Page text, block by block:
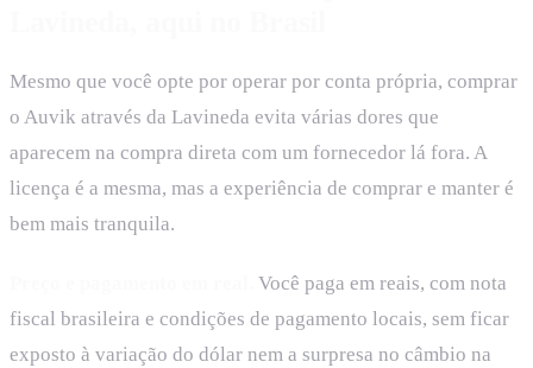
Mesmo que você opte por operar por conta própria, comprar
o Auvik através da Lavineda evita várias dores que
aparecem na compra direta com um fornecedor lá fora. A
licença é a mesma, mas a experiência de comprar e manter é
bem mais tranquila.
Você paga em reais, com nota
fiscal brasileira e condições de pagamento locais, sem ficar
exposto à variação do dólar nem a surpresa no câmbio na